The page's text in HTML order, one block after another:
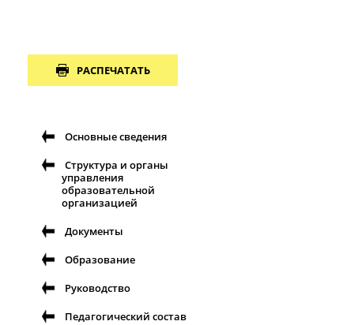
РАСПЕЧАТАТЬ
Основные сведения
Структура и органы
управления
образовательной
организацией
Документы
Образование
Руководство
Педагогический состав